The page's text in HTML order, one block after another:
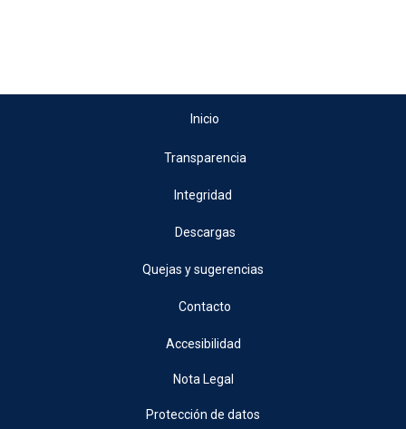
Inicio
Transparencia
Integridad
Descargas
Quejas y sugerencias
Contacto
Accesibilidad
Nota Legal
Protección de datos